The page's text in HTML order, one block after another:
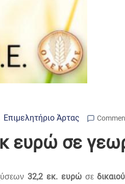
Επιμελητήριο Άρτας
ευρώ σε
32,2 εκ. ευρώσε